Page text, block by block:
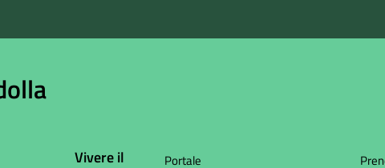
Vivere il
Portale